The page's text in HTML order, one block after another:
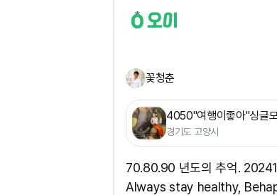
꽃청춘
4050"여행이좋아"싱글
경기도 고양시
70.80.90 년도의 추억.
Always stay healthy,